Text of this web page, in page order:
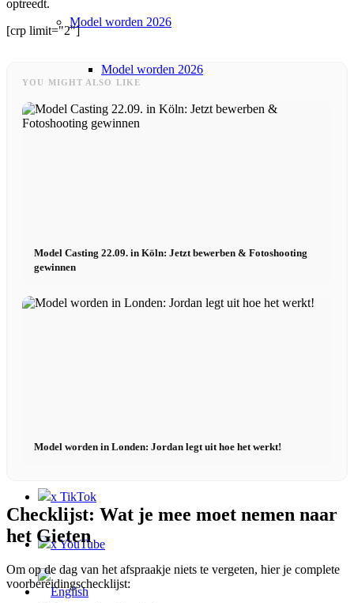
Model worden 2026
Model worden 2026
Model podcast
Wiki
Boek
x Instagram
x TikTok
x YouTube
optreedt.
[crp limit="2"]
YOU MIGHT ALSO LIKE
Model Casting 22.09. in Köln: Jetzt bewerben & Fotoshooting
gewinnen
Model worden in Londen: Jordan legt uit hoe het werkt!
Checklijst: Wat je mee moet nemen naar
het Gieten
Om op de dag van het afspraakje niets te vergeten, hier je complete
voorbereidingschecklijst: